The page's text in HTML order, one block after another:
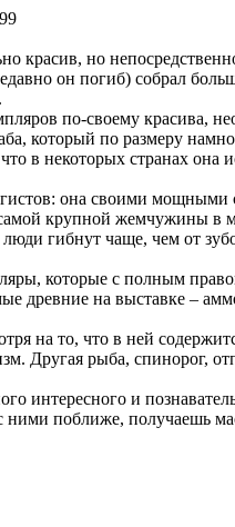
красив, но
он погиб) собрал
по-своему красива,
который по размеру
в некоторых странах она
она своими мощными
самой крупной жемчужины
гибнут чаще, чем от
которые с полным
древние на выставке –
на то, что в ней
Другая рыба, спинорог,
интересного и
ними поближе, получаешь